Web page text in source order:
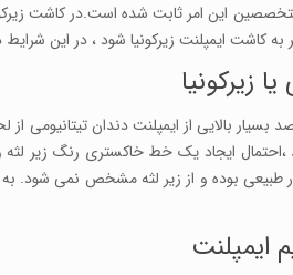
این امر ثابت شده است.در کاشت
کاشت ایمپلنت زیرکونیا شود ، در این
زيرکونيا
بسیار بالایی از ایمپلنت دندان تیتانیومی
،احتمال ایجاد یک خط خاکستری رنگ زیر
بوده و از زیر لثه مشخص نمی شود. به
ایمپلنت